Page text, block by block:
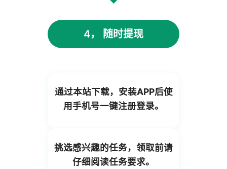
4， 随时提现
通过本站下载，安装APP后使
用手机号一键注册登录。
挑选感兴趣的任务，领取前请
仔细阅读任务要求。